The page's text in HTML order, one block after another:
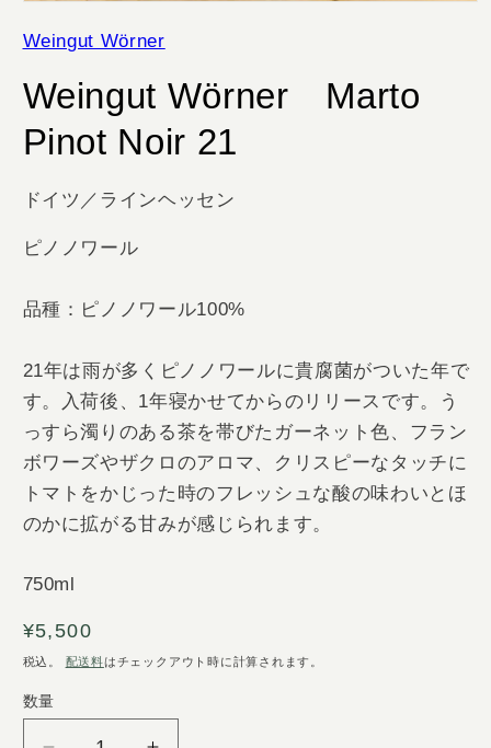
ダ
で
メ
デ
ィ
を
く
Weingut Wörner
Weingut Wörner Marto
Pinot Noir 21
ドイツ／ラインヘッセン
ピノノワール
品種：ピノノワール100%
21年は雨が多くピノノワールに貴腐菌がついた年で
す。入荷後、 1年寝かせてからのリリースです。
う
っすら濁りのある茶を帯びたガーネット色、 フラン
ボワーズやザクロのアロマ、
クリスピーなタッチに
トマトをかじった時のフレッシュな酸の味わいとほ
のかに拡がる甘みが感じられます。
750ml
通
常
格
¥5,500
税込。 配送料はチェックアウト時に計算されます。
数
数量